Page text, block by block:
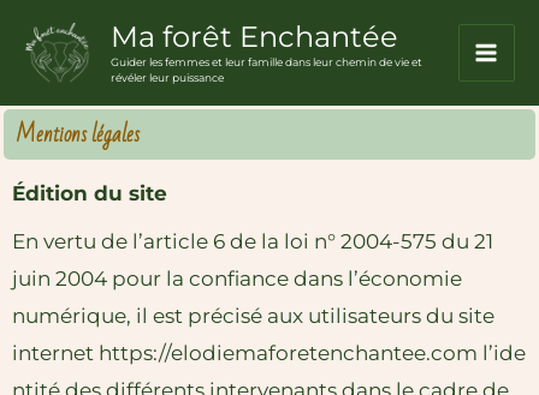
principal
Ma forêt Enchantée
Guider les femmes et leur famille dans leur chemin de vie et
révéler leur puissance
Mentions légales
Édition du site
En vertu de l’article 6 de la loi n° 2004-575 du 21
juin 2004 pour la confiance dans l’économie
numérique, il est précisé aux utilisateurs du site
internet https://elodiemaforetenchantee.com l’ide
ntité des différents intervenants dans le cadre de